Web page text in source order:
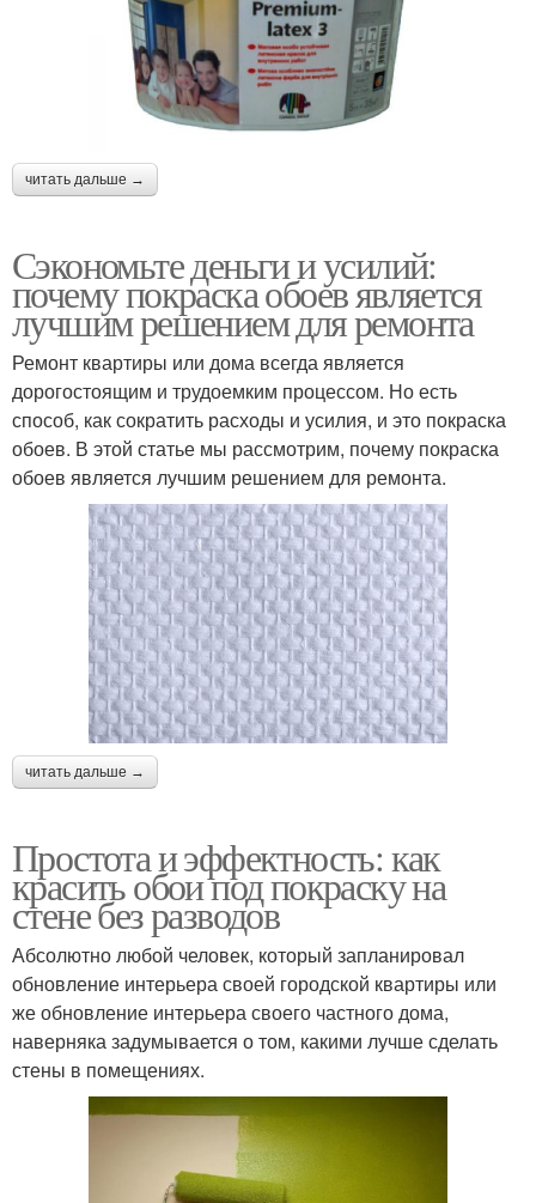
читать дальше →
Сэкономьте деньги и усилий:
почему покраска обоев является
лучшим решением для ремонта
Ремонт квартиры или дома всегда является
дорогостоящим и трудоемким процессом. Но есть
способ, как сократить расходы и усилия, и это покраска
обоев. В этой статье мы рассмотрим, почему покраска
обоев является лучшим решением для ремонта.
читать дальше →
Простота и эффектность: как
красить обои под покраску на
стене без разводов
Абсолютно любой человек, который запланировал
обновление интерьера своей городской квартиры или
же обновление интерьера своего частного дома,
наверняка задумывается о том, какими лучше сделать
стены в помещениях.